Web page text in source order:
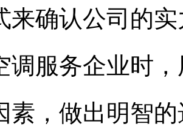
来确认公司的
调服务企业时
素，做出明智